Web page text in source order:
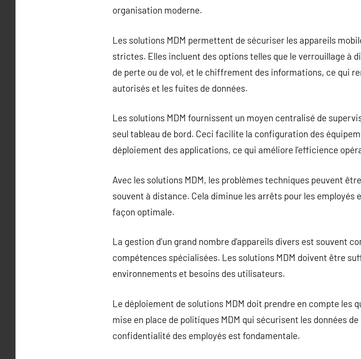
organisation moderne.
Les solutions MDM permettent de sécuriser les appareils
strictes. Elles incluent des options telles que le verrouillage à
de perte ou de vol, et le chiffrement des informations, ce qui
autorisés et les fuites de données.
Les solutions MDM fournissent un moyen centralisé de
seul tableau de bord. Ceci facilite la configuration des
déploiement des applications, ce qui améliore l’efficience
Avec les solutions MDM, les problèmes techniques peuvent
souvent à distance. Cela diminue les arrêts pour les
façon optimale.
La gestion d’un grand nombre d’appareils divers est souvent
compétences spécialisées. Les solutions MDM doivent être
environnements et besoins des utilisateurs.
Le déploiement de solutions MDM doit prendre en compte les
mise en place de politiques MDM qui sécurisent les données
confidentialité des employés est fondamentale.